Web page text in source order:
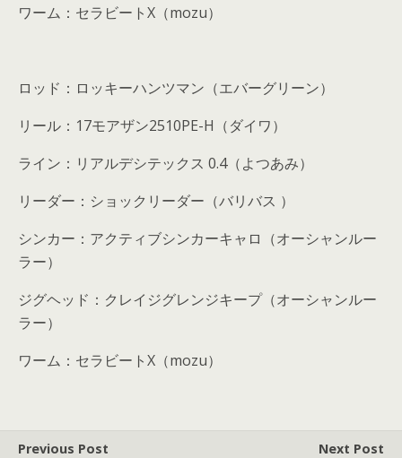
ワーム：セラビートX （mozu）
ロッド：ロッキーハンツマン（エバーグリーン）
リール： 17モアザン2510PE-H （ダイワ）
ライン：リアルデシテックス 0.4（よつあみ）
リーダー：ショックリーダー（バリバス ）
シンカー：アクティブシンカーキャロ（オーシャンルー
ラー）
ジグヘッド：クレイジグレンジキープ（オーシャンルー
ラー）
ワーム：セラビートX （mozu）
Previous Post
Next Post